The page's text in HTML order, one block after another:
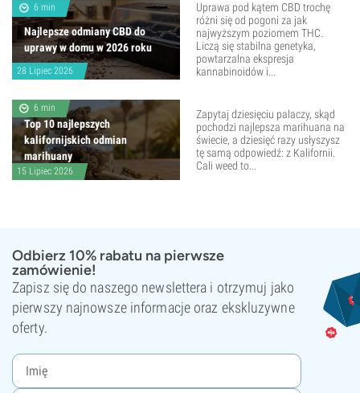
6 min
Najlepsze odmiany CBD do
uprawy w domu w 2026 roku
28 Lipiec 2026
Uprawa pod kątem CBD trochę
różni się od pogoni za jak
najwyższym poziomem THC.
Liczą się stabilna genetyka,
powtarzalna ekspresja
kannabinoidów i...
6 min
Top 10 najlepszych
kalifornijskich odmian
marihuany
15 Lipiec 2026
Zapytaj dziesięciu palaczy, skąd
pochodzi najlepsza marihuana na
świecie, a dziesięć razy usłyszysz
tę samą odpowiedź: z Kalifornii.
Cali weed to...
Odbierz 10% rabatu na pierwsze
zamówienie!
Zapisz się do naszego newslettera i otrzymuj jako
pierwszy najnowsze informacje oraz ekskluzywne
oferty.